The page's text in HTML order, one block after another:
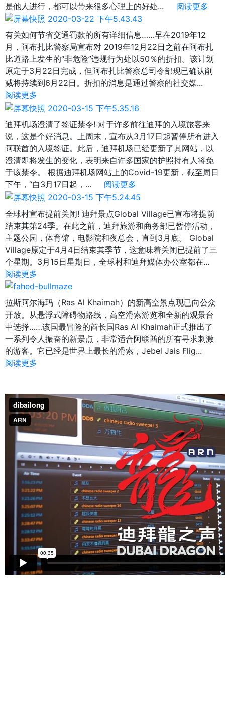
是他人进行，都可以带来很多心理上的好处... 阅读更多
有关如何节省交通罚款的所有详细信息……早在2019年12
月，阿布扎比警察局宣布对 2019年12月22日之前在阿布扎
比道路上发生的“非危险”违规行为处以50％的折扣。该计划
原定于3月22日完成，但阿布扎比警察总司令部现已确认削
减将持续到6月22日。折扣的消息是通过警察的社交媒...
阅读更多
迪拜机场澄清了签证禁令! 对于许多前往迪拜的入境旅客来
说，这是个好消息。上周末，宣布从3月17日起暂停所有进入
阿联酋的入境签证。此后，迪拜机场已经更新了其网站，以
澄清即将发生的变化，表明来自许多国家的护照持有人将免
于该禁令。 根据迪拜机场网站上的Covid-19更新，截至周日
下午，“自3月17日起，... 阅读更多
全球村宣布提前关闭! 迪拜景点Global Village已宣布将提前
结束其第24季。在此之前，迪拜旅游和商务部已暂停活动，
主题公园，体育馆，电影院和夜总会，直到3月底。 Global
Village原定于4月4日结束其季节，这意味着关闭已提前了三
个星期。3月15日星期日，全球村和迪拜媒体办公室都在...
阅读更多
拉斯阿尔海玛（Ras Al Khaimah）的新高空景点现已向公众
开放。从悬浮式障碍物路线，高空滑索游览和全新的观景台
中选择……该国最冒险的酋长国Ras Al Khaimah正式推出了
一系列令人振奋的新景点，非常适合阿联酋的所有寻求刺激
的游客。它已经是世界上最长的滑索，Jebel Jais Flig...
阅读更多